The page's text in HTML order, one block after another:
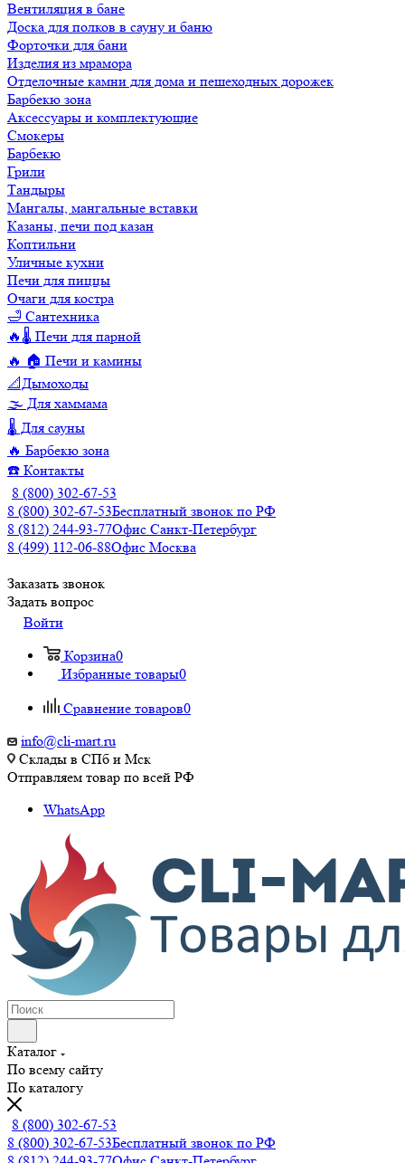
Вентиляция в бане
Доска для полков в сауну и баню
Форточки для бани
Изделия из мрамора
Отделочные камни для дома и пешеходных дорожек
Барбекю зона
Аксессуары и комплектующие
Смокеры
Барбекю
Грили
Тандыры
Мангалы, мангальные вставки
Казаны, печи под казан
Коптильни
Уличные кухни
Печи для пиццы
Очаги для костра
🛁 Сантехника
🔥🌡️ Печи для парной
🔥 🏠 Печи и камины
📐Дымоходы
🌫️ Для хаммама
🌡️ Для сауны
🔥 Барбекю зона
☎️ Контакты
8 (800) 302-67-53
8 (800) 302-67-53Бесплатный звонок по РФ
8 (812) 244-93-77Офис Санкт-Петербург
8 (499) 112-06-88Офис Москва
Заказать звонок
Задать вопрос
Войти
Корзина0
Избранные товары0
Сравнение товаров0
info@cli-mart.ru
Склады в СПб и Мск
Отправляем товар по всей РФ
WhatsApp
Каталог
По всему сайту
По каталогу
8 (800) 302-67-53
8 (800) 302-67-53Бесплатный звонок по РФ